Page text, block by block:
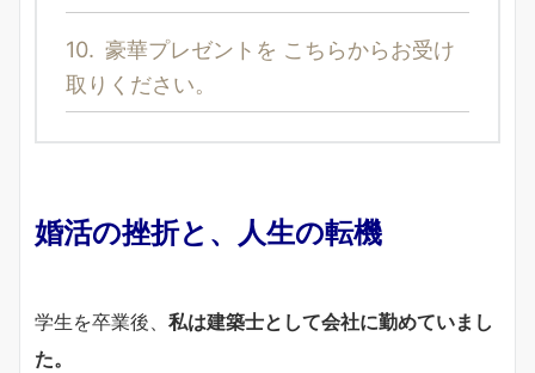
10. 豪華プレゼントを こちらからお受け
取りください。
婚活の挫折と、人生の転機
学生を卒業後、 私は建築士として会社に勤めていまし
た。